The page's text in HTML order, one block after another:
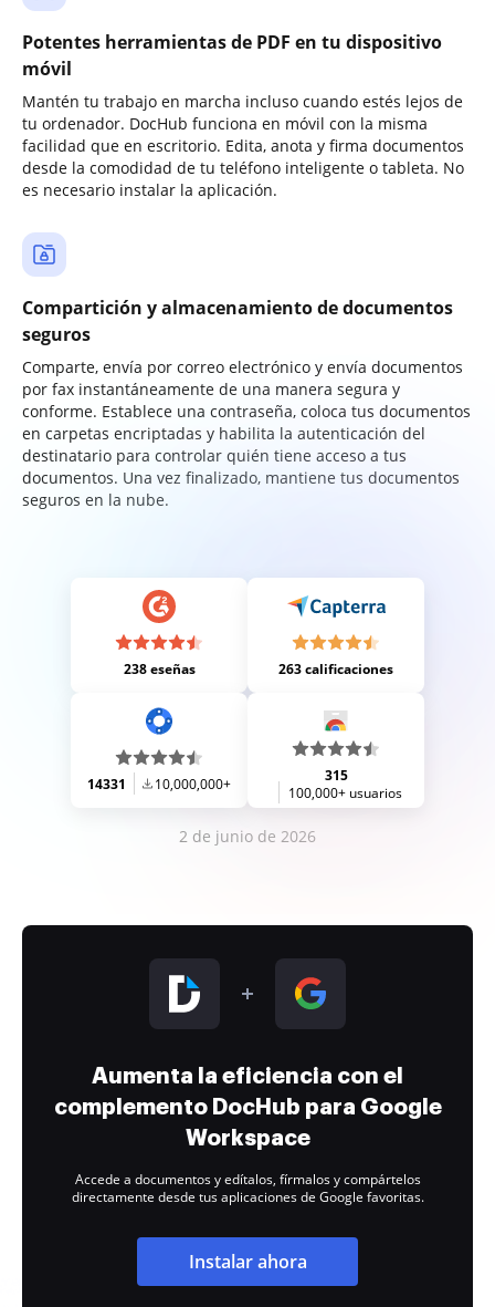
Potentes herramientas de PDF en tu dispositivo
móvil
Mantén tu trabajo en marcha incluso cuando estés lejos de
tu ordenador. DocHub funciona en móvil con la misma
facilidad que en escritorio. Edita, anota y firma documentos
desde la comodidad de tu teléfono inteligente o tableta. No
es necesario instalar la aplicación.
Compartición y almacenamiento de documentos
seguros
Comparte, envía por correo electrónico y envía documentos
por fax instantáneamente de una manera segura y
conforme. Establece una contraseña, coloca tus documentos
en carpetas encriptadas y habilita la autenticación del
destinatario para controlar quién tiene acceso a tus
documentos. Una vez finalizado, mantiene tus documentos
seguros en la nube.
238 eseñas 263 calificaciones
14331 10,000,000+
315
100,000+ usuarios
2 de junio de 2026
Aumenta la eficiencia con el
complemento DocHub para Google
Workspace
Accede a documentos y edítalos, fírmalos y compártelos
directamente desde tus aplicaciones de Google favoritas.
Instalar ahora